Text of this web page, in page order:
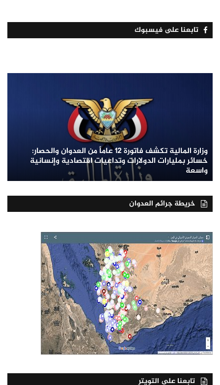
تابعنا على فيسبوك
وزارة المالية تكشف فاتورة 12 عاماً من العدوان والحصار:
خسائر بمليارات الدولارات وتداعيات اقتصادية وإنسانية
واسعة
خريطة جرائم العدوان
تابعنا على التويتر